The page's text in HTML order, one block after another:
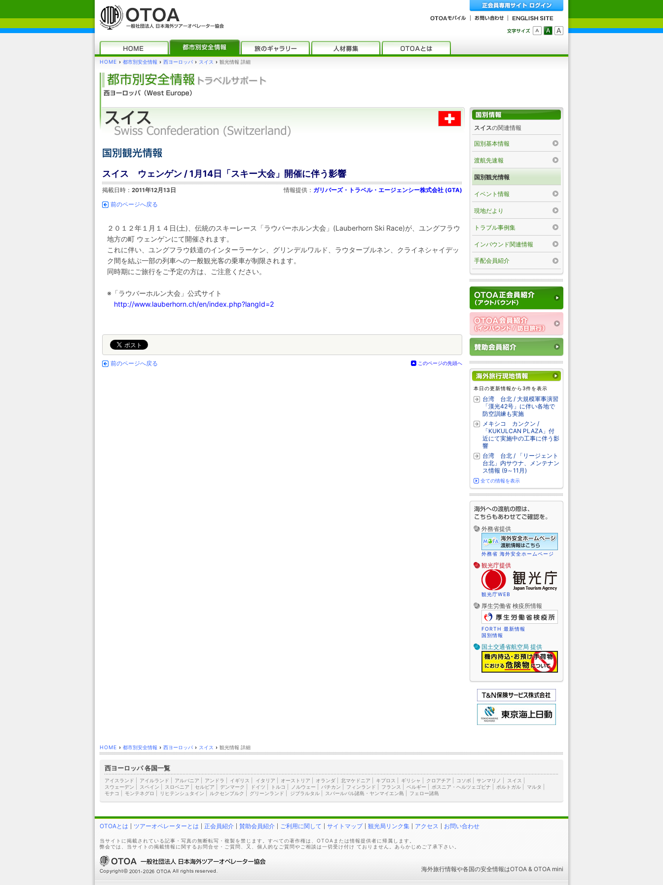
HOME › 都市別安全情報 › 西ヨーロッパ › スイス › 観光情報 詳細
スイス ウェンゲン / 1月14日「スキー大会」開催に伴う影響
掲載日時： 2011年12月13日 情報提供： ガリバーズ・トラベル・エージェンシー株式会社 (GTA)
前のページへ戻る
２０１２年１月１４日(土)、伝統のスキーレース「ラウバーホルン大会」(Lauberhorn Ski Race)が、ユングフラウ
地方の町 ウェンゲンにて開催されます。
これに伴い、ユングフラウ鉄道のインターラーケン、グリンデルワルド、ラウターブルネン、クライネシャイデッ
ク間を結ぶ一部の列車への一般観光客の乗車が制限されます。
同時期にご旅行をご予定の方は、ご注意ください。
※「ラウバーホルン大会」公式サイト
http://www.lauberhorn.ch/en/index.php?langId=2
前のページへ戻る このページの先頭へ
スイスの関連情報
国別基本情報
渡航先速報
国別観光情報
イベント情報
現地だより
トラブル事例集
インバウンド関連情報
手配会員紹介
本日の更新情報から3件を表示
台湾 台北 / 大規模軍事演習
「漢光42号」に伴い各地で
防空訓練も実施
メキシコ カンクン /
「KUKULCAN PLAZA」付
近にて実施中の工事に伴う影
響
台湾 台北 / 「リージェント
台北」内サウナ、メンテナン
ス情報 (9～11月)
全ての情報を表示
外務省提供
外務省 海外安全ホームページ
観光庁提供
観光庁WEB
厚生労働省 検疫所情報
FORTH 最新情報
国別情報
国土交通省航空局 提供
HOME › 都市別安全情報 › 西ヨーロッパ › スイス › 観光情報 詳細
西ヨーロッパ 各国一覧
アイスランド アイルランド アルバニア アンドラ イギリス イタリア オーストリア オランダ| 北マケドニア キプロス ギリシャ クロアチア コソボ サンマリノ スイス
スウェーデン
スペイン スロベニア セルビア デンマーク ドイツ トルコ ノルウェー バチカン フィンランド フランス ベルギー ボスニア・ヘルツェゴビナ ポルトガル マルタ
モナコ
モンテネグロ リヒテンシュタイン ルクセンブルク グリーンランド ジブラルタル| スバールバル諸島・ヤンマイエン島 フェロー諸島
OTOAとは ツアーオペレーターとは 正会員紹介 賛助会員紹介 ご利用に関して サイトマップ 観光局リンク集 アクセス お問い合わせ
当サイトに掲載されている記事・写真の無断転写・複製を禁じます。すべての著作権は、OTOAまたは情報提供者に帰属します。
弊会では、当サイトの掲載情報に関するお問合せ・ご質問、又、個人的なご質問やご相談は一切受け付け ておりません。あらかじめご了承下さい。
海外旅行情報や各国の安全情報はOTOA & OTOA mini